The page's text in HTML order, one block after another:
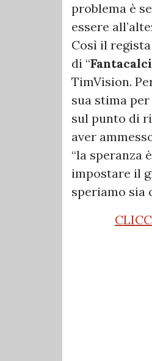
problema è
essere
Così il regista
di “
TimVision.
sua stima
sul punto di
aver
“la speranza
impostare il
speriamo sia